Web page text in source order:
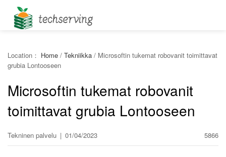
Location： Home / Tekniikka / Microsoftin tukemat robovanit toimittavat
grubia Lontooseen
Microsoftin tukemat robovanit
toimittavat grubia Lontooseen
Tekninen palvelu | 01/04/2023 5866